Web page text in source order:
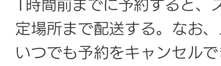
1時間前までに予約すると、
定場所まで配送する。なお
いつでも予約をキャンセル